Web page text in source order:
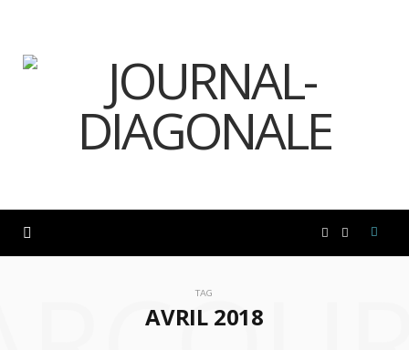
TAG
AVRIL 2018